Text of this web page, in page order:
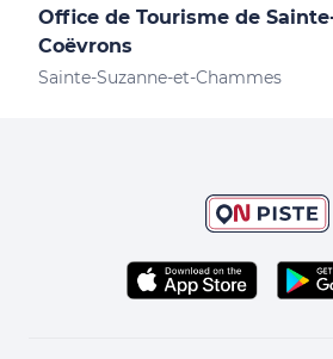
Office de Tourisme de
Coëvrons
Sainte-Suzanne-et-Chammes